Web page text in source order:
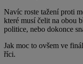
Navíc roste tažení proti
které musí čelit na obou
politice, nebo dokonce
Jak moc to ovšem ve
říci.